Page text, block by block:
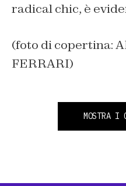
radical chic, è
(foto di copertina:
FERRARI)
MOSTRA I